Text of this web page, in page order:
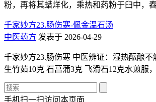
粉，再将其蜡烊化，乘热和药粉于臼中，
千家妙方23.肠伤寒-佩金温石汤
中医药方 发表于 2026-04-29
千家妙方23.肠伤寒 中医辨证：湿热酝酿
生竹茹10克 石菖蒲3克 飞滑石12克水煎服
手机扫一扫访问本页面